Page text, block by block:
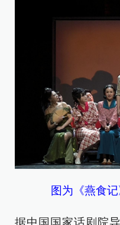
图为《燕食
据中国国家话剧院